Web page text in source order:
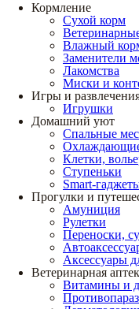
Кормление
Сухой корм
Влажный
Заменители
Лакомства
Миски и
Игры и
Игрушки
Домашний уют
Спальные
Клетки,
Ступеньки
Smart-
Прогулки и
Амуниция
Рулетки
Переноски,
Аксессуары
Ветеринарная
Витамины и